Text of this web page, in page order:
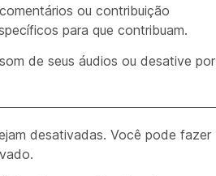
ou contribuição
para que contribuam.
de seus áudios ou desative por
desativadas. Você pode fazer